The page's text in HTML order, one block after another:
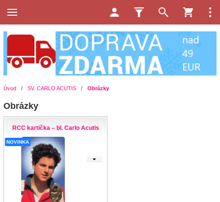
Úvod / SV. CARLO ACUTIS / Obrázky
Obrázky
RCC kartička – bl. Carlo Acutis
NOVINKA